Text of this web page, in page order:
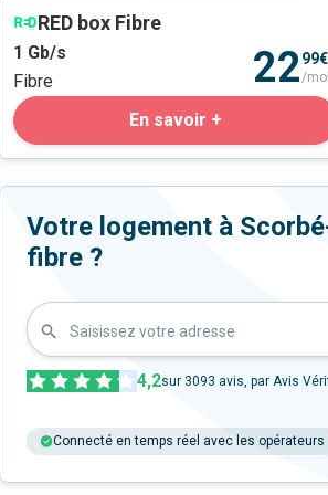
RED box Fibre
1 Gb/s
Fibre
2299€
/
En savoir +
Votre logement à
fibre ?
Saisissez votre adresse
4,2sur 3093 avis, par Avis
Connecté en temps réel avec les opérateurs